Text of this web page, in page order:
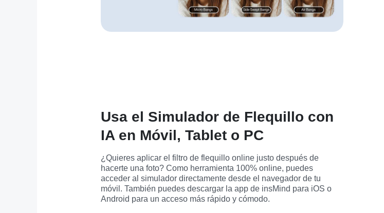
Usa el Simulador de Flequillo con
IA en Móvil, Tablet o PC
¿Quieres aplicar el filtro de flequillo online justo después de
hacerte una foto? Como herramienta 100% online, puedes
acceder al simulador directamente desde el navegador de tu
móvil. También puedes descargar la app de insMind para iOS o
Android para un acceso más rápido y cómodo.